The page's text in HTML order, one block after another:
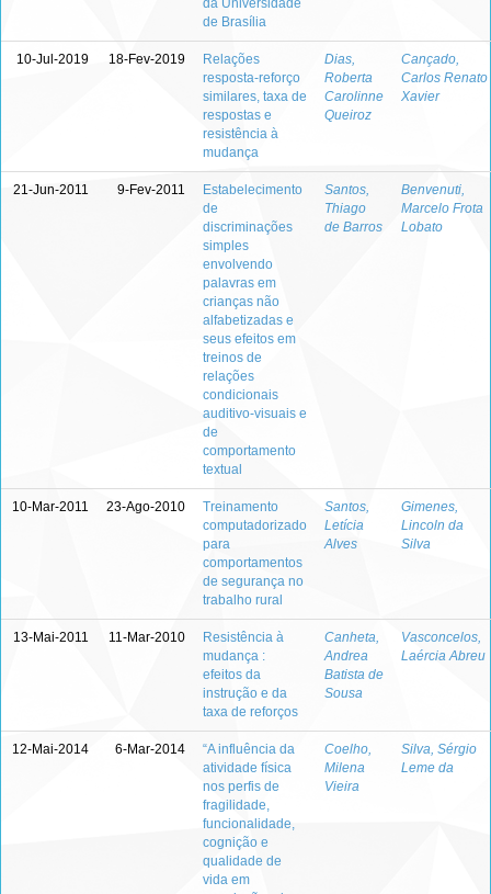
da Universidade
de Brasília
10-Jul-2019 18-Fev-2019
Relações
resposta-reforço
similares, taxa de
respostas e
resistência à
mudança
Dias,
Roberta
Carolinne
Queiroz
Cançado,
Carlos Renato
Xavier
21-Jun-2011 9-Fev-2011
Estabelecimento
de
discriminações
simples
envolvendo
palavras em
crianças não
alfabetizadas e
seus efeitos em
treinos de
relações
condicionais
auditivo-visuais e
de
comportamento
textual
Santos,
Thiago
de Barros
Benvenuti,
Marcelo Frota
Lobato
10-Mar-2011 23-Ago-2010
Treinamento
computadorizado
para
comportamentos
de segurança no
trabalho rural
Santos,
Letícia
Alves
Gimenes,
Lincoln da
Silva
13-Mai-2011 11-Mar-2010
Resistência à
mudança :
efeitos da
instrução e da
taxa de reforços
Canheta,
Andrea
Batista de
Sousa
Vasconcelos,
Laércia Abreu
12-Mai-2014 6-Mar-2014
“A influência da
atividade física
nos perfis de
fragilidade,
funcionalidade,
cognição e
qualidade de
vida em
Coelho,
Milena
Vieira
Silva, Sérgio
Leme da